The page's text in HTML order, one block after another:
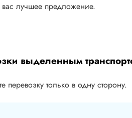
лучшее предложение.
выделенным
перевозку только в одну сторону.